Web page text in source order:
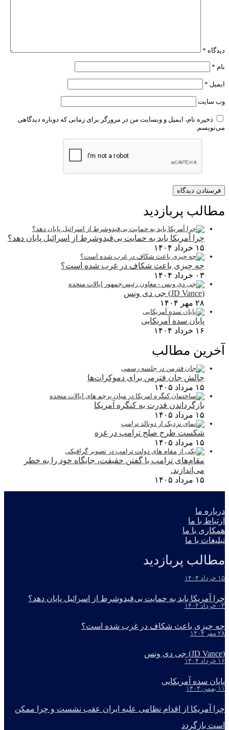
دیدگاه *
نام *
ایمیل *
وب‌ سایت
ذخیره نام، ایمیل و وبسایت من در مرورگر برای زمانی که دوباره دیدگاهی
می‌نویسم.
مطالب پربازدید
چرا آمریکا باید به حمایت بی‌قیدوشرط از اسرائیل پایان دهد؟
۱۵ خرداد ۱۴۰۴
چه چیزی باعث شکاف در غرب شده است؟
۰۳ خرداد ۱۴۰۴
(JD Vance) جی دی ونس
۲۸ مهر ۱۴۰۴
پایان سده آمریکایی
۱۶ خرداد ۱۴۰۴
آخرین مطالب
چالش جان فترمن برای دموکرات‌ها
۱۵ مرداد ۱۴۰۵
بازگرداندن قدرت به کنگره آمریکا
۱۵ مرداد ۱۴۰۵
شکست طرح صلح ترامپ در غزه
۱۵ مرداد ۱۴۰۵
مقام‌های ترامپ با گفتن حقیقت، جایگاه خود را به خطر
می‌اندازند.
۱۵ مرداد ۱۴۰۵
درباره ما
ارتباط با ما
همکاری با ما
تبلیغات با ما
مطالب پربازدید
۱۵ خرداد ۱۴۰۴
چرا آمریکا باید به حمایت بی‌قیدوشرط از اسرائیل پایان دهد؟
۰۳ خرداد ۱۴۰۴
چه چیزی باعث شکاف در غرب شده است؟
۲۸ مهر ۱۴۰۴
(JD Vance) جی دی ونس
۱۶ خرداد ۱۴۰۴
پایان سده آمریکایی
۱۱ بهمن ۱۴۰۴
چرا آمریکا از اقدام نظامی علیه ایران عقب نشست و چرا ممکن
است بازگردد